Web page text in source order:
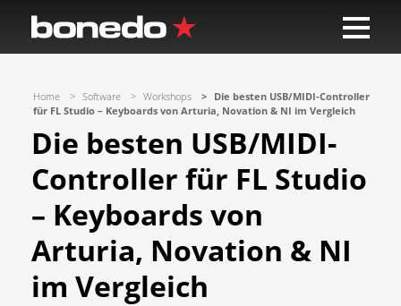
Home Software Workshops
Die besten USB/MIDI-Controller
für FL Studio – Keyboards von Arturia, Novation & NI im Vergleich
Die besten USB/MIDI-
Controller für FL Studio
– Keyboards von
Arturia, Novation & NI
im Vergleich